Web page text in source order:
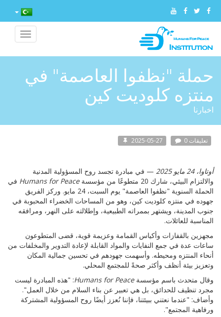
Toggle
حملة "نظفوا العاصمة" في
منتزه كلوديت كين
اخبارنا
2025-05-27 0 تعليقات
أوتاوا، 24 مايو 2025
— في مبادرة تجسد روح المسؤولية المدنية
والالتزام البيئي، شارك 20 متطوعًا من مؤسسة
Humans for Peace في
الحملة السنوية "نظفوا العاصمة" يوم السبت، 24 مايو. وركز الفريق
جهوده في منتزه كلوديت كين، وهو من المساحات الخضراء المحبوبة في
جنوب المدينة، ويشتهر بممراته الطبيعية، وإطلالته على النهر، ومرافقه
المناسبة للعائلات.
مجهزين بالقفازات وأكياس القمامة وعزيمة قوية، قضى المتطوعون
ساعات عدة في جمع النفايات والمواد القابلة لإعادة التدوير والمخلفات من
أنحاء المنتزه ومحيطه. وأسهمت جهودهم في تحسين جمالية المكان
وتعزيز بيئة أنظف وأكثر صحةً للمجتمع المحلي.
وقال متحدث باسم مؤسسةHumans for Peace: "هذه المبادرة ليست
مجرد تنظيف للحدائق، بل هي تعبير عن بناء السلام من خلال العمل".
وأضاف: "عندما نعتني ببيئتنا، فإننا نُعزز أيضًا روح المسؤولية المشتركة
ورفاهية المجتمع".